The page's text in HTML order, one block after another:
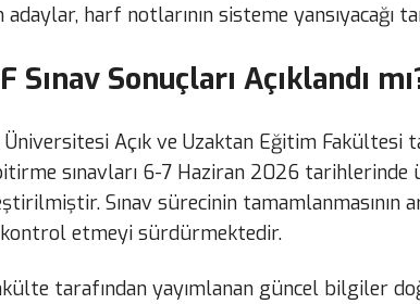
adaylar, harf notlarının sisteme yansıyacağı
Sınav Sonuçları Açıklandı
Açık ve Uzaktan Eğitim Fakültesi
sınavları 6-7 Haziran 2026
Sınav sürecinin tamamlanmasının
kontrol etmeyi sürdürmektedir.
tarafından yayımlanan güncel bilgiler